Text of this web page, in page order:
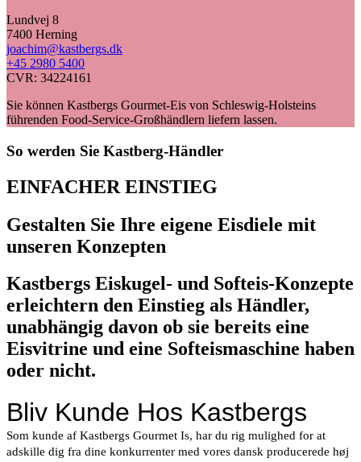
Lundvej 8
7400 Herning
joachim@kastbergs.dk
+45 2980 5400
CVR: 34224161
Sie können Kastbergs Gourmet-Eis von Schleswig-Holsteins
führenden Food-Service-Großhändlern liefern lassen.
So werden Sie Kastberg-Händler
EINFACHER EINSTIEG
Gestalten Sie Ihre eigene Eisdiele mit
unseren Konzepten
Kastbergs Eiskugel- und Softeis-Konzepte
erleichtern den Einstieg als Händler,
unabhängig davon ob sie bereits eine
Eisvitrine und eine Softeismaschine haben
oder nicht.